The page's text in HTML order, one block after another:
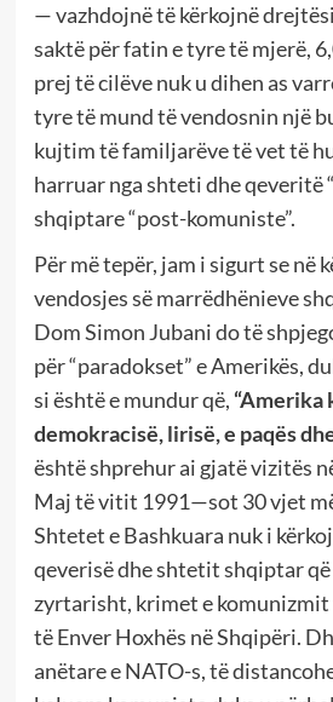
— vazhdojnë të kërkojnë
saktë për fatin e tyre të mjerë,
prej të cilëve nuk u dihen as
tyre të mund të vendosnin një
kujtim të familjarëve të vet të
harruar nga shteti dhe qeveritë
shqiptare “post-komuniste”.
Për më tepër, jam i sigurt se në
vendosjes së marrëdhënieve
Dom Simon Jubani do të
për “paradokset” e Amerikës,
si është e mundur që, “Amerika
demokracisë, lirisë, e paqës
është shprehur ai gjatë vizitës
Maj të vitit 1991—sot 30 vjet
Shtetet e Bashkuara nuk i
qeverisë dhe shtetit shqiptar
zyrtarisht, krimet e
të Enver Hoxhës në Shqipëri.
anëtare e NATO-s, të